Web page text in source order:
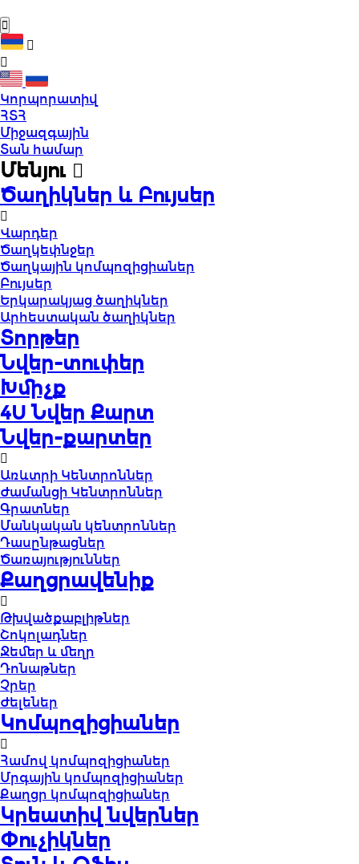
Կորպորատիվ
ՀՏՀ
Միջազգային
Տան համար
Մենյու
Ծաղիկներ և Բույսեր
Վարդեր
Ծաղկեփնջեր
Ծաղկային կոմպոզիցիաներ
Բույսեր
Երկարակյաց ծաղիկներ
Արհեստական ծաղիկներ
Տորթեր
Նվեր-տուփեր
Խմիչք
4U Նվեր Քարտ
Նվեր-քարտեր
Առևտրի Կենտրոններ
Ժամանցի Կենտրոններ
Գրատներ
Մանկական կենտրոններ
Դասընթացներ
Ծառայություններ
Քաղցրավենիք
Թխվածքաբլիթներ
Շոկոլադներ
Ջեմեր և մեղր
Դոնաթներ
Չրեր
Ժելեներ
Կոմպոզիցիաներ
Համով կոմպոզիցիաներ
Մրգային կոմպոզիցիաներ
Քաղցր կոմպոզիցիաներ
Կրեատիվ նվերներ
Փուչիկներ